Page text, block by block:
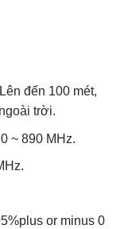
đến 100 mét,
trời.
~ 890 MHz.
or minus 0